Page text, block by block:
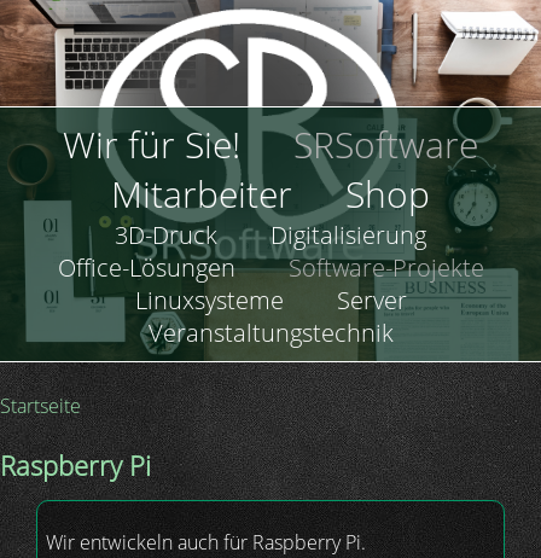
Direkt
zum
Inhalt
Hauptnavigation
Wir für Sie!
SRSoftware
Mitarbeiter
Shop
Hauptnavigation
3D-Druck
Digitalisierung
Office-Lösungen
Software-Projekte
Linuxsysteme
Server
Veranstaltungstechnik
Pfadnavigation
Startseite
Raspberry Pi
Wir entwickeln auch für Raspberry Pi.